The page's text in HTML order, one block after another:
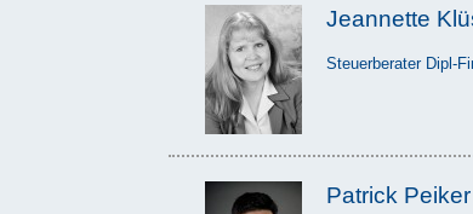
Jeannette
Steuerberater Dipl-
Patrick Peiker